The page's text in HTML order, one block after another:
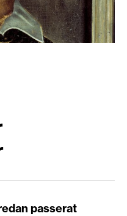
passerat